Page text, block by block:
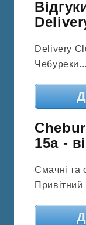
Delivery
15а -
Смачні та